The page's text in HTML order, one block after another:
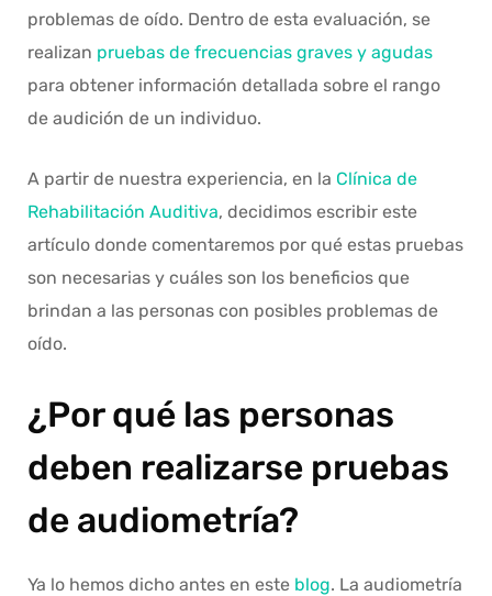
problemas de oído. Dentro de esta evaluación, se
realizan pruebas de frecuencias graves y agudas
para obtener información detallada sobre el rango
de audición de un individuo.
A partir de nuestra experiencia, en la Clínica de
Rehabilitación Auditiva, decidimos escribir este
artículo donde comentaremos por qué estas pruebas
son necesarias y cuáles son los beneficios que
brindan a las personas con posibles problemas de
oído.
¿Por qué las personas
deben realizarse pruebas
de audiometría?
Ya lo hemos dicho antes en este blog. La audiometría